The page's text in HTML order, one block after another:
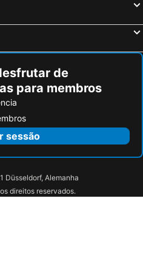
Sonesta Atlanta Northwest Marietta - The Battery
Southern Art & Bourbon Bar - InterContinental Buchead
de
para membros
sessão
Düsseldorf, Alemanha
direitos reservados.